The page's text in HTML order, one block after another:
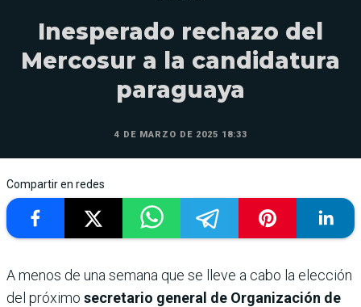
Inesperado rechazo del
Mercosur a la candidatura
paraguaya
4 DE MARZO DE 2025 18:33
Compartir en redes
A menos de una semana que se lleve a cabo la elección
del próximo secretario general de Organización de